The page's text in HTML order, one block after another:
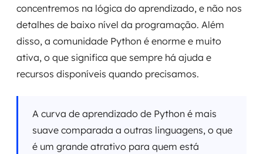
concentremos na lógica do aprendizado, e não nos
detalhes de baixo nível da programação. Além
disso, a comunidade Python é enorme e muito
ativa, o que significa que sempre há ajuda e
recursos disponíveis quando precisamos.
A curva de aprendizado de Python é mais
suave comparada a outras linguagens, o que
é um grande atrativo para quem está